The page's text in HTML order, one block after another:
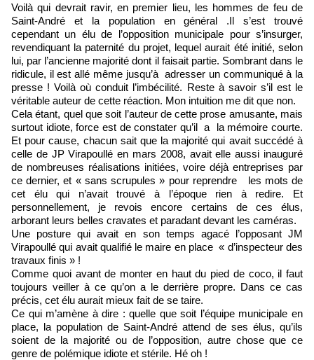
Voilà qui devrait ravir, en premier lieu, les hommes de feu de
Saint-André et la population en général .Il s’est trouvé
cependant un élu de l’opposition municipale pour s’insurger,
revendiquant la paternité du projet, lequel aurait été initié, selon
lui, par l’ancienne majorité dont il faisait partie. Sombrant dans le
ridicule, il est allé même jusqu’à adresser un communiqué à la
presse ! Voilà où conduit l’imbécilité. Reste à savoir s’il est le
véritable auteur de cette réaction. Mon intuition me dit que non.
Cela étant, quel que soit l’auteur de cette prose amusante, mais
surtout idiote, force est de constater qu’il a la mémoire courte.
Et pour cause, chacun sait que la majorité qui avait succédé à
celle de JP Virapoullé en mars 2008, avait elle aussi inauguré
de nombreuses réalisations initiées, voire déjà entreprises par
ce dernier, et « sans scrupules » pour reprendre les mots de
cet élu qui n’avait trouvé à l’époque rien à redire. Et
personnellement, je revois encore certains de ces élus,
arborant leurs belles cravates et paradant devant les caméras.
Une posture qui avait en son temps agacé l’opposant JM
Virapoullé qui avait qualifié le maire en place « d’inspecteur des
travaux finis » !
Comme quoi avant de monter en haut du pied de coco, il faut
toujours veiller à ce qu’on a le derrière propre. Dans ce cas
précis, cet élu aurait mieux fait de se taire.
Ce qui m’amène à dire : quelle que soit l’équipe municipale en
place, la population de Saint-André attend de ses élus, qu’ils
soient de la majorité ou de l’opposition, autre chose que ce
genre de polémique idiote et stérile. Hé oh !